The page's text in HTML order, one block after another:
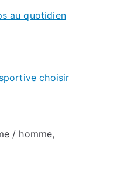
au quotidien
choisir
/ homme,